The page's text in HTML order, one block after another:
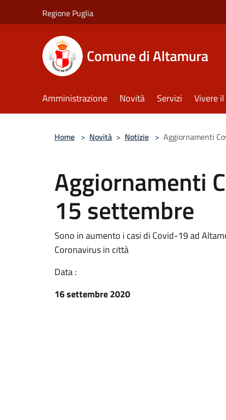
Regione Puglia
Comune di Altamura
Amministrazione Novità Servizi Vivere
Home > Novità > Notizie > Aggiornamenti
Aggiornamenti
15 settembre
Sono in aumento i casi di Covid-19 ad
Coronavirus in città
Data :
16 settembre 2020